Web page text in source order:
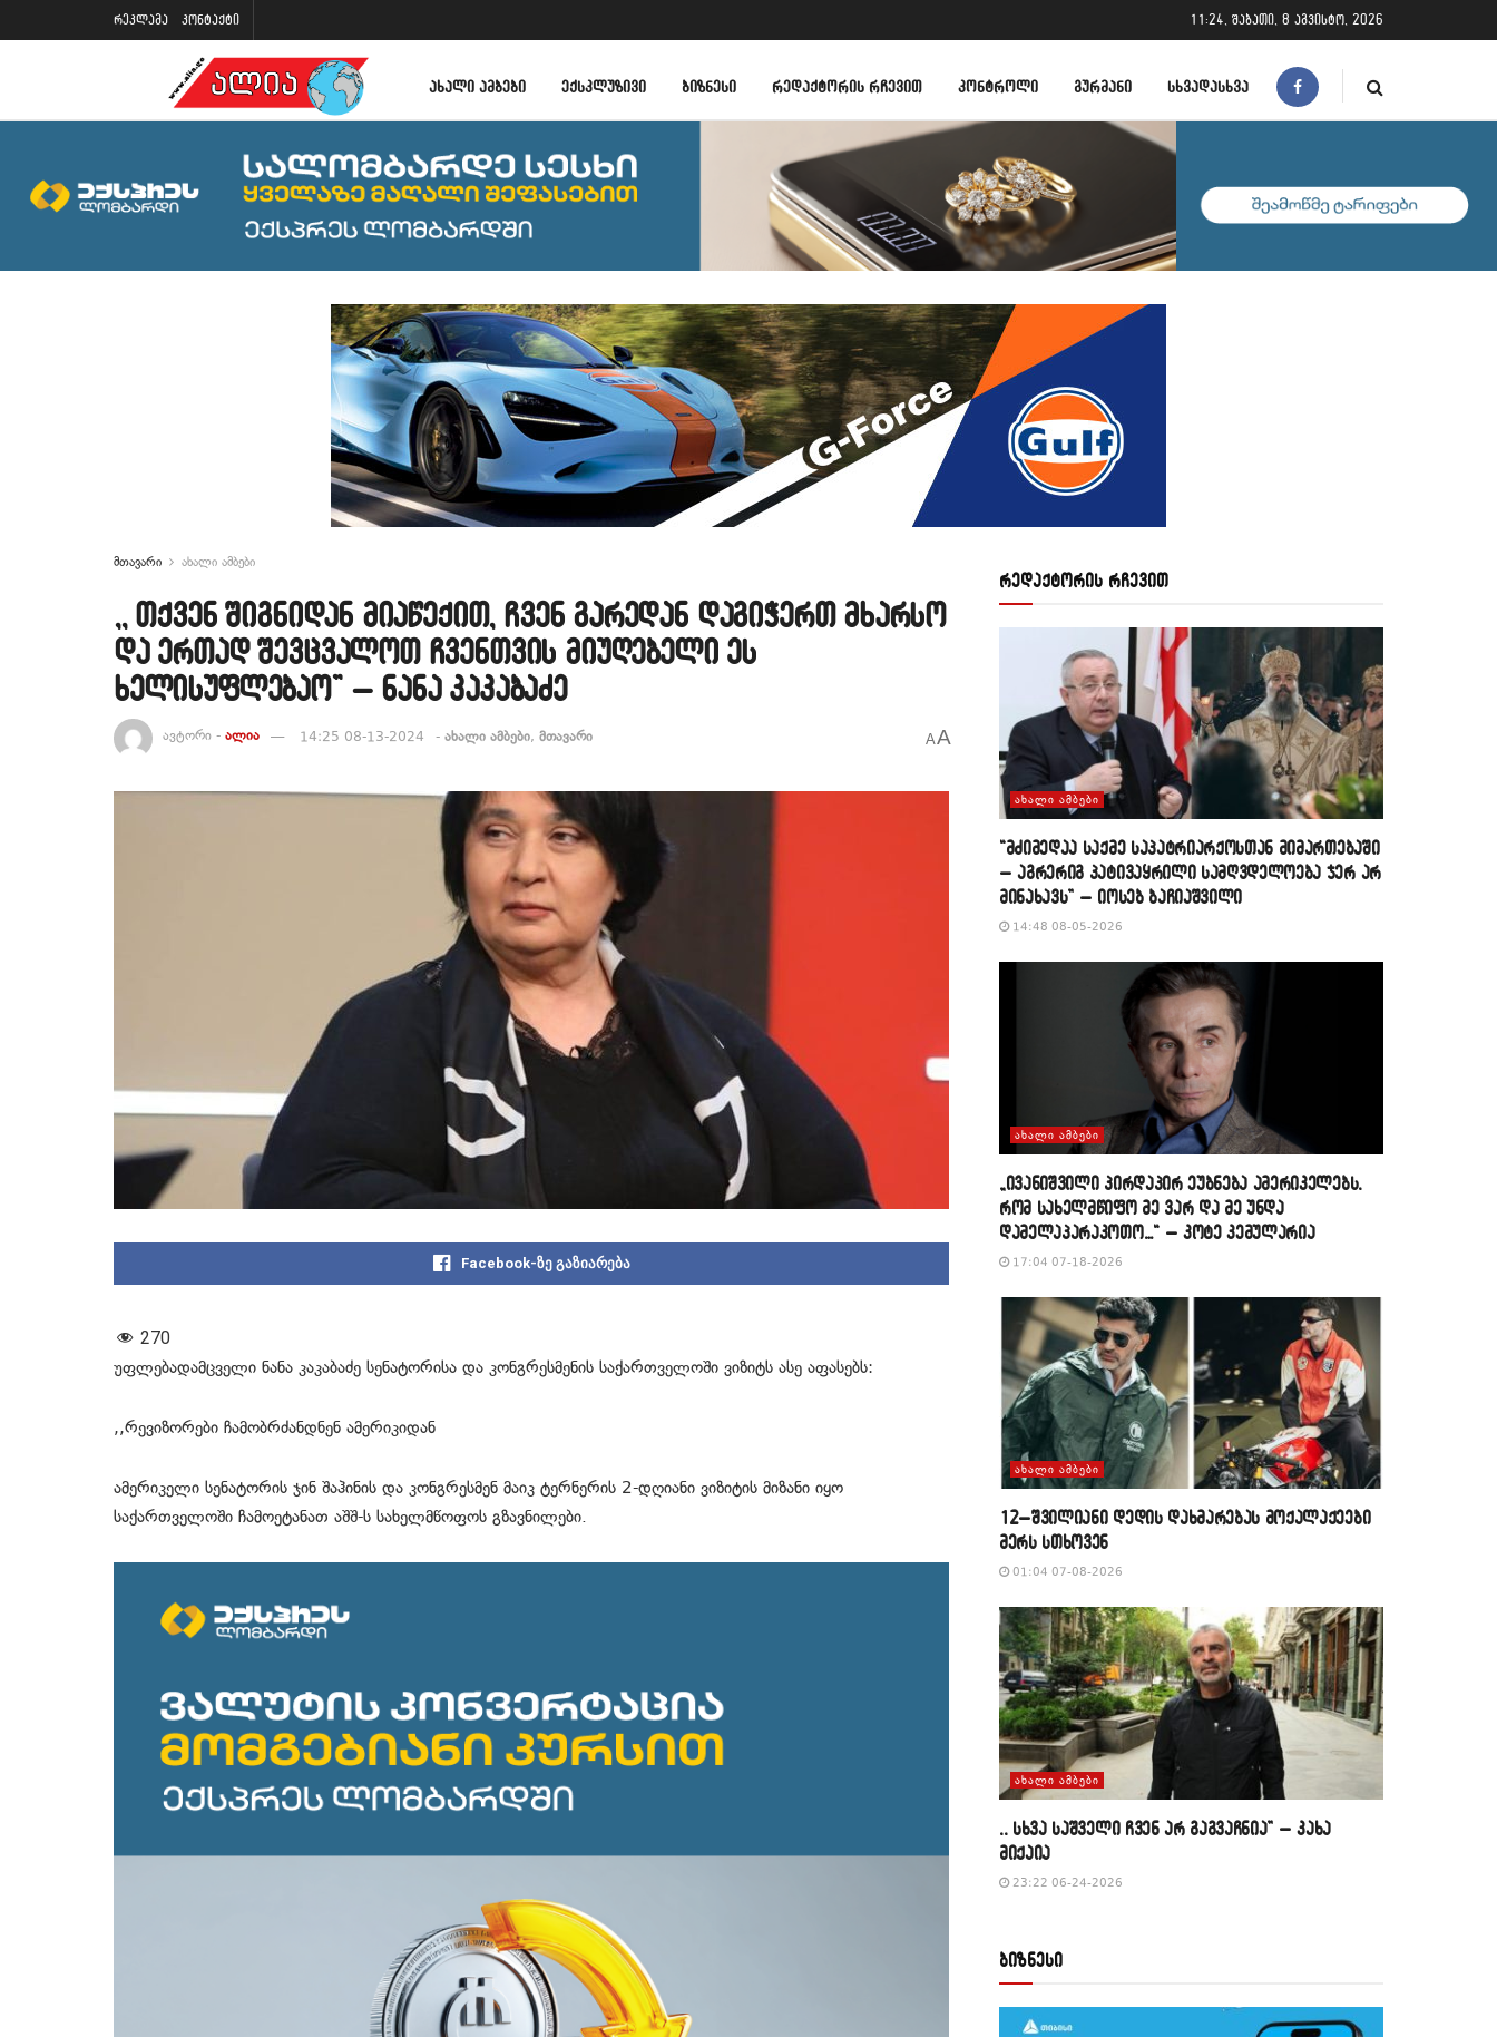
რეკლამა კონტაქტი 11:24, შაბათი, 8 აგვისტო, 2026
ᲐᲮᲐᲚᲘ ᲐᲛᲑᲔᲑᲘ ᲔᲥᲡᲙᲚᲣᲖᲘᲕᲘ ᲑᲘᲖᲜᲔᲡᲘ ᲠᲔᲓᲐᲥᲢᲝᲠᲘᲡ ᲠᲩᲔᲕᲘᲗ ᲙᲝᲜᲢᲠᲝᲚᲘ ᲒᲣᲠᲛᲐᲜᲘ ᲡᲮᲕᲐᲓᲐᲡᲮᲕᲐ
მთავარი ახალი ამბები
,, თქვენ შიგნიდან მიაწექით, ჩვენ გარედან დაგიჭერთ მხარსო
და ერთად შევცვალოთ ჩვენთვის მიუღებელი ეს
ხელისუფლებაო” – ნანა კაკაბაძე
ავტორი - ალია 14:25 08-13-2024 - ახალი ამბები, მთავარი AA
Facebook-ზე გაზიარება
270
უფლებადამცველი ნანა კაკაბაძე სენატორისა და კონგრესმენის საქართველოში ვიზიტს ასე აფასებს:
,,რევიზორები ჩამობრძანდნენ ამერიკიდან
ამერიკელი სენატორის ჯინ შაჰინის და კონგრესმენ მაიკ ტერნერის 2-დღიანი ვიზიტის მიზანი იყო
საქართველოში ჩამოეტანათ აშშ-ს სახელმწოფოს გზავნილები.
რედაქტორის რჩევით
ᲐᲮᲐᲚᲘ ᲐᲛᲑᲔᲑᲘ
“მძიმედაა საქმე საპატრიარქოსთან მიმართებაში
– აგრერიგ პატივაყრილი სამღვდელოება ჯერ არ
მინახავს” – იოსებ ბაჩიაშვილი
14:48 08-05-2026
ᲐᲮᲐᲚᲘ ᲐᲛᲑᲔᲑᲘ
„ივანიშვილი პირდაპირ ეუბნება ამერიკელებს,
რომ სახელმწიფო მე ვარ და მე უნდა
დამელაპარაკოთო…“ – კოტე კემულარია
17:04 07-18-2026
ᲐᲮᲐᲚᲘ ᲐᲛᲑᲔᲑᲘ
12–შვილიანი დედის დახმარებას მოქალაქეები
მერს სთხოვენ
01:04 07-08-2026
ᲐᲮᲐᲚᲘ ᲐᲛᲑᲔᲑᲘ
,, სხვა საშველი ჩვენ არ გაგვაჩნია” – კახა
მიქაია
23:22 06-24-2026
ბიზნესი